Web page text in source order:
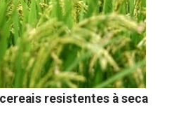
resistentes à seca